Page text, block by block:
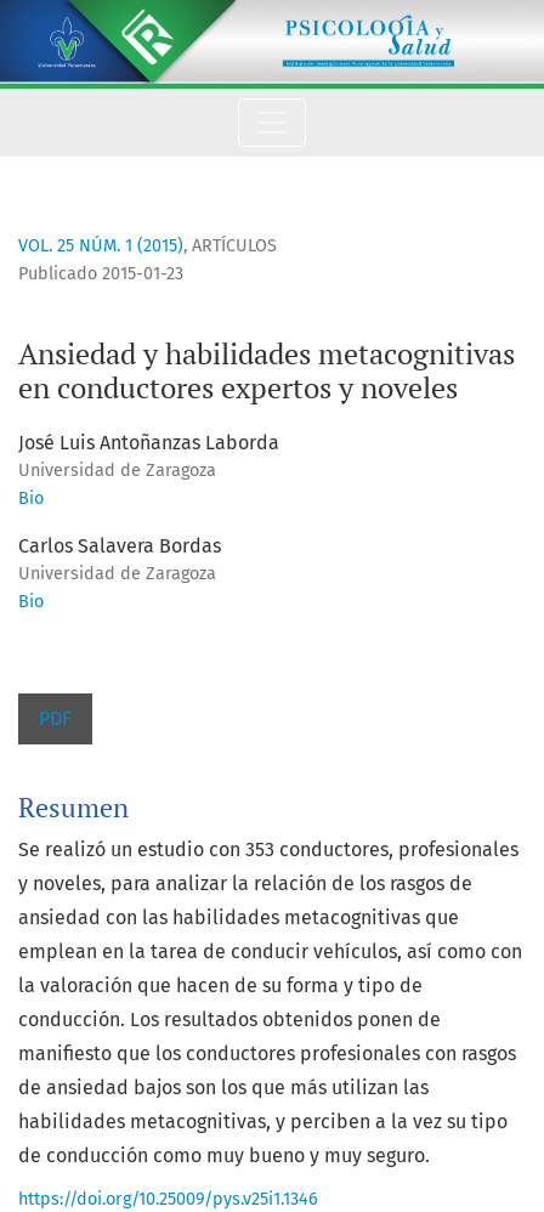
Ansiedad y habilidades metacognitivas en conductores
VOL. 25 NÚM. 1 (2015), ARTÍCULOS
Ansiedad y habilidades metacognitivas
en conductores expertos y noveles
Publicado 2015-01-23
José Luis Antoñanzas Laborda
Universidad de Zaragoza
Bio
Carlos Salavera Bordas
Universidad de Zaragoza
Bio
PDF
Resumen
Se realizó un estudio con 353 conductores, profesionales
y noveles, para analizar la relación de los rasgos de
ansiedad con las habilidades metacognitivas que
emplean en la tarea de conducir vehículos, así como con
la valoración que hacen de su forma y tipo de
conducción. Los resultados obtenidos ponen de
manifiesto que los conductores profesionales con rasgos
de ansiedad bajos son los que más utilizan las
habilidades metacognitivas, y perciben a la vez su tipo
de conducción como muy bueno y muy seguro.
https://doi.org/10.25009/pys.v25i1.1346